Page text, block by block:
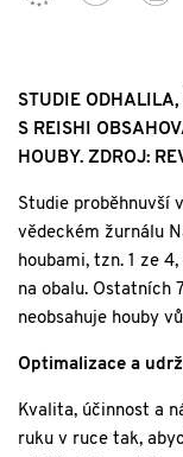
STUDIE ODHALILA,
S REISHI
HOUBY. ZDROJ:
Studie proběhnuvší
vědeckém žurnálu
houbami, tzn. 1 ze
na obalu. Ostatních
neobsahuje houby
Optimalizace a
Kvalita, účinnost a
ruku v ruce tak,